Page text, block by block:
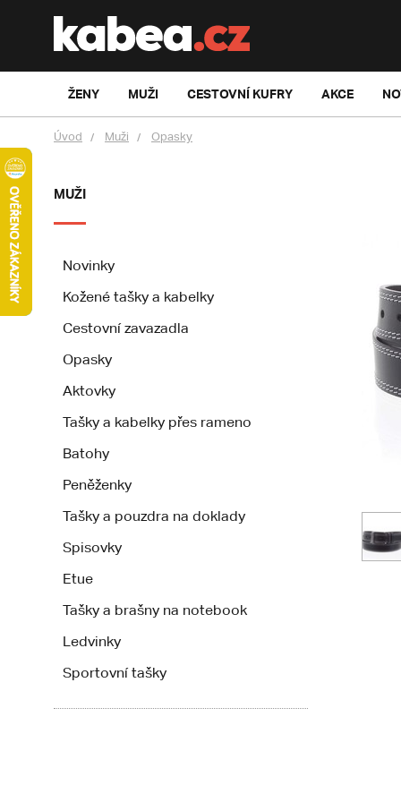
ŽENY MUŽI CESTOVNÍ KUFRY AKCE
Úvod Muži Opasky
MUŽI
Novinky
Kožené tašky a kabelky
Cestovní zavazadla
Opasky
Aktovky
Tašky a kabelky přes rameno
Batohy
Peněženky
Tašky a pouzdra na doklady
Spisovky
Etue
Tašky a brašny na notebook
Ledvinky
Sportovní tašky